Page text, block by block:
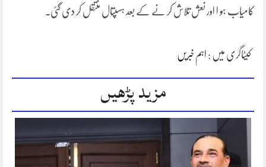
کامیاب ہو ا اور نعش تلاش کر نے کے بعد ہسپتال منتقل کر دی گئی۔
کیٹاگری میں : اہم خبریں
مزید پڑھیں